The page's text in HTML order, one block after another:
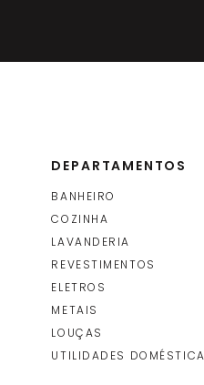
DEPARTAMENTOS
BANHEIRO
COZINHA
LAVANDERIA
REVESTIMENTOS
ELETROS
METAIS
LOUÇAS
UTILIDADES